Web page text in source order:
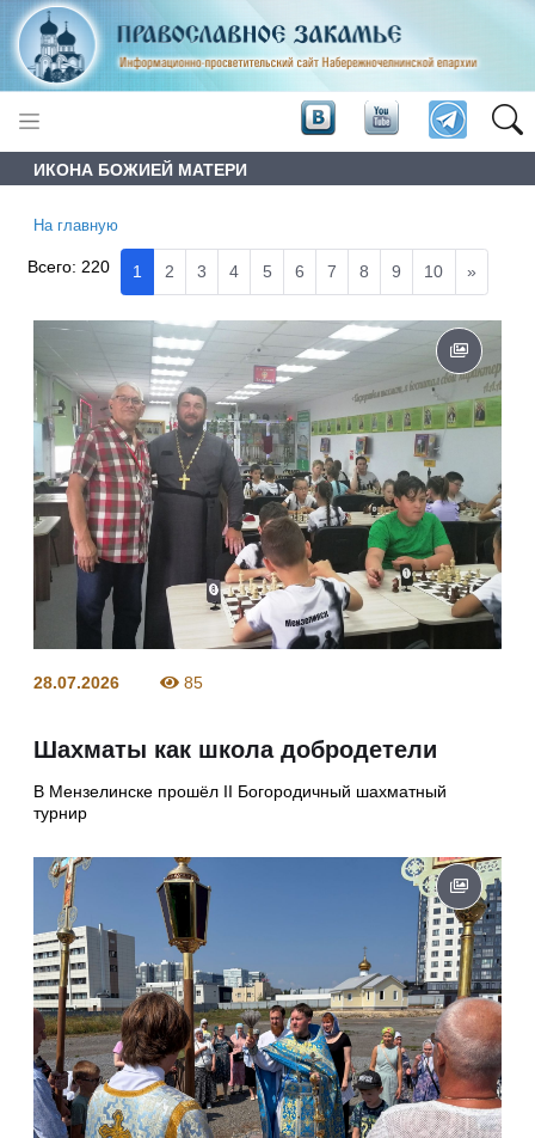
ИКОНА БОЖИЕЙ МАТЕРИ
На главную
Всего: 220 1 2 3 4 5 6 7 8 9 10 »
28.07.2026 85
Шахматы как школа добродетели
В Мензелинске прошёл II Богородичный шахматный
турнир